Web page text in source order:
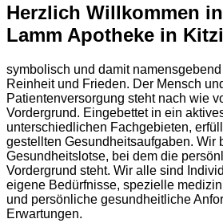
Herzlich Willkommen
Lamm Apotheke in
symbolisch und damit
Reinheit und Frieden. Der Mensch
Patientenversorgung steht nach wie
Vordergrund. Eingebettet in ein
unterschiedlichen Fachgebieten,
gestellten Gesundheitsaufgaben. Wir
Gesundheitslotse, bei dem die
Vordergrund steht. Wir alle sind
eigene Bedürfnisse, spezielle
und persönliche gesundheitliche
Erwartungen.